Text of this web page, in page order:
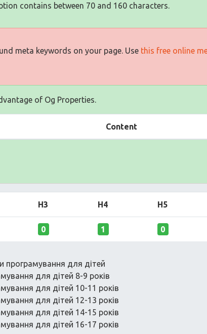
contains between 70 and 160 characters.
meta keywords on your page. Use this free online
of Og Properties.
Content
H3 H4 H5
0 1 0
програмування для дітей
для дітей 8-9 років
для дітей 10-11 років
для дітей 12-13 років
для дітей 14-15 років
для дітей 16-17 років